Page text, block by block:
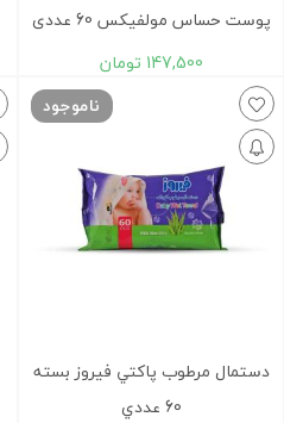
پوست حساس مولفیکس 60 عددی
147,500 تومان
ناموجود
دستمال مرطوب پاکتي فيروز بسته
60 عددي